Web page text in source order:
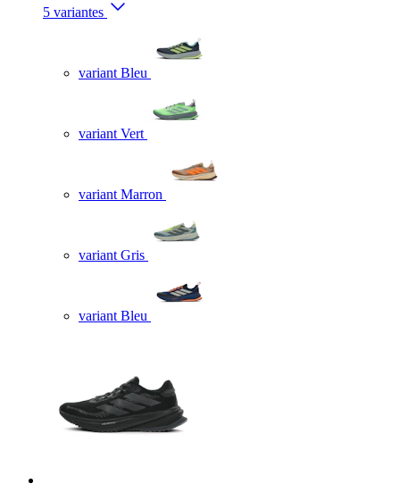
5 variantes
variant Bleu
variant Vert
variant Marron
variant Gris
variant Bleu